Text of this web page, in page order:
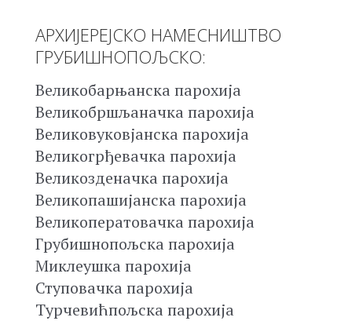
АРХИЈЕРЕЈСКО НАМЕСНИШТВО
ГРУБИШНОПОЉСКО:
Великобарњанска парохија
Великобршљаначка парохија
Великовуковјанска парохија
Великогрђевачка парохија
Великозденачка парохија
Великопашијанска парохија
Великоператовачка парохија
Грубишнопољска парохија
Миклеушка парохија
Ступовачка парохија
Турчевићпољска парохија